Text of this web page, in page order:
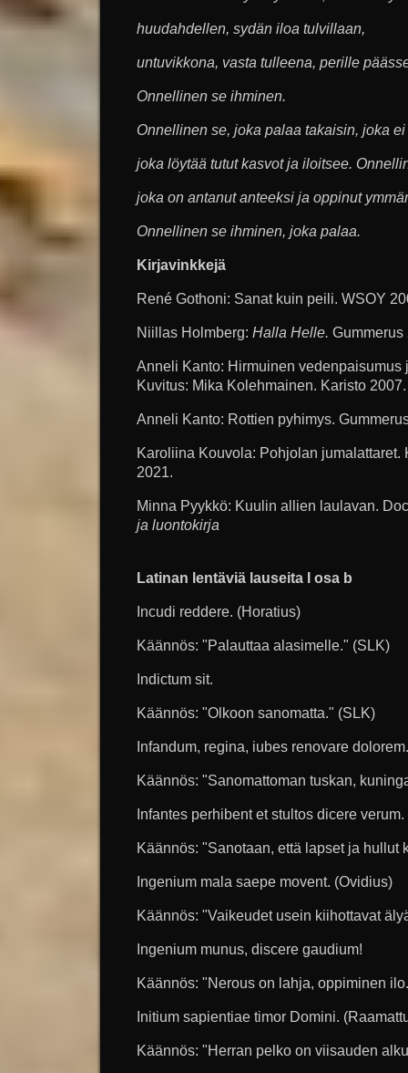
huudahdellen, sydän iloa tulvillaan,
untuvikkona, vasta tulleena, perille
Onnellinen se ihminen.
Onnellinen se, joka palaa takaisin, joka
joka löytää tutut kasvot ja iloitsee.
joka on antanut anteeksi ja oppinut
Onnellinen se ihminen, joka palaa.
Kirjavinkkejä
René Gothoni: Sanat kuin peili. WSOY
Niillas Holmberg: Halla Helle. Gummerus
Anneli Kanto: Hirmuinen vedenpaisumus
Kuvitus: Mika Kolehmainen. Karisto
Anneli Kanto: Rottien pyhimys.
Karoliina Kouvola: Pohjolan
2021.
Minna Pyykkö: Kuulin allien laulavan.
ja luontokirja
Latinan lentäviä lauseita I osa b
Incudi reddere. (Horatius)
Käännös: "Palauttaa alasimelle." (SLK)
Indictum sit.
Käännös: "Olkoon sanomatta." (SLK)
Infandum, regina, iubes renovare
Käännös: "Sanomattoman tuskan,
Infantes perhibent et stultos dicere
Käännös: "Sanotaan, että lapset ja hullut
Ingenium mala saepe movent. (Ovidius)
Käännös: "Vaikeudet usein kiihottavat
Ingenium munus, discere gaudium!
Käännös: "Nerous on lahja, oppiminen
Initium sapientiae timor Domini.
Käännös: "Herran pelko on viisauden